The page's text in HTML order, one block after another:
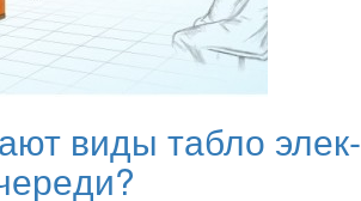
виды табло элек­